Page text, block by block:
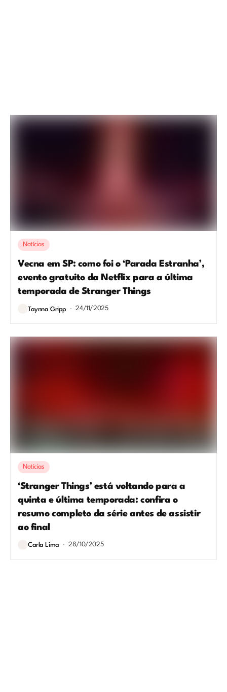
Notícias
Vecna em SP: como foi o ‘Parada Estranha’,
evento gratuito da Netflix para a última
temporada de Stranger Things
Taynna Gripp 24/11/2025
Notícias
‘Stranger Things’ está voltando para a
quinta e última temporada: confira o
resumo completo da série antes de assistir
ao final
Carla Lima 28/10/2025